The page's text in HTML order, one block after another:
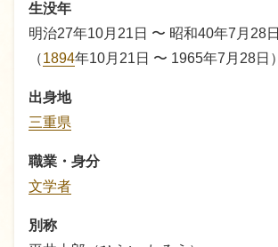
生没年
明治27年10月21日 〜 昭和40年7月28日
（1894年10月21日 〜 1965年7月28日）
出身地
三重県
職業・身分
文学者
別称